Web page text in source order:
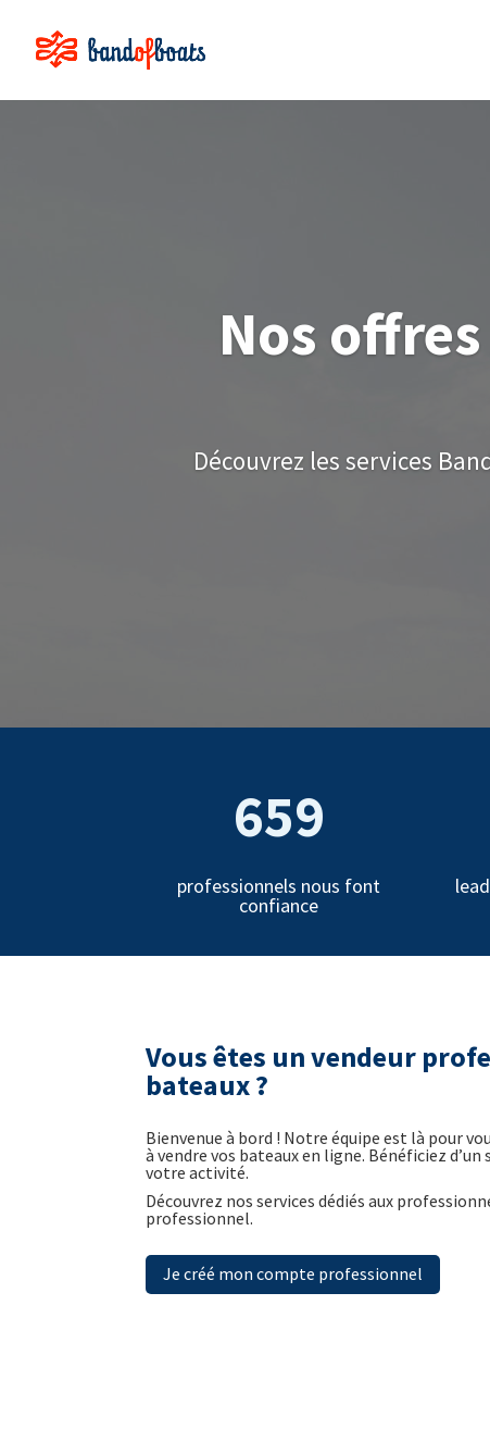
Nos
Découvrez les services
659
professionnels nous font
confiance
Vous êtes un vendeur
bateaux ?
Bienvenue à bord ! Notre équipe est là pour
à vendre vos bateaux en ligne. Bénéficiez
votre activité.
Découvrez nos services dédiés aux
professionnel.
Je créé mon compte professionnel